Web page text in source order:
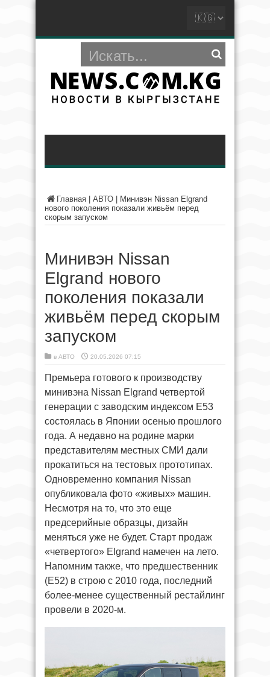
Главная АВТО
Минивэн Nissan Elgrand
нового поколения показали живьём перед
скорым запуском
Минивэн Nissan
Elgrand нового
поколения показали
живьём перед скорым
запуском
в АВТО 20.05.2026 07:15
Премьера готового к производству
минивэна Nissan Elgrand четвертой
генерации с заводским индексом E53
состоялась в Японии осенью прошлого
года. А недавно на родине марки
представителям местных СМИ дали
прокатиться на тестовых прототипах.
Одновременно компания Nissan
опубликовала фото «живых» машин.
Несмотря на то, что это еще
предсерийные образцы, дизайн
меняться уже не будет. Старт продаж
«четвертого» Elgrand намечен на лето.
Напомним также, что предшественник
(E52) в строю с 2010 года, последний
более-менее существенный рестайлинг
провели в 2020-м.